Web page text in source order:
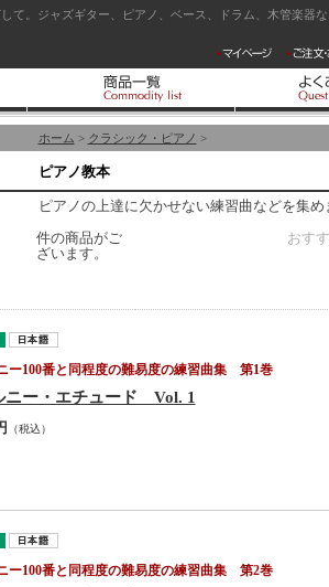
て。ジャズギター、ピアノ、ベース、ドラム、木管楽器
ホーム > クラシック・ピアノ >
ピアノ教本
ピアノの上達に欠かせない練習曲などを集め
件の商品がご
ざいます。
おす
ー100番と同程度の難易度の練習曲集 第1巻
ニー・エチュード Vol. 1
（税込）
ー100番と同程度の難易度の練習曲集 第2巻